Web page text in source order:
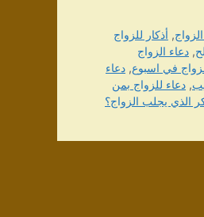
, أذكار للزواج
, دعاء الزواج
في اسبوع, دعاء
, دعاء للزواج بمن
الذي يجلب الزواج؟